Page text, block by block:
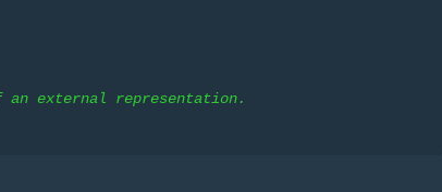
external representation.